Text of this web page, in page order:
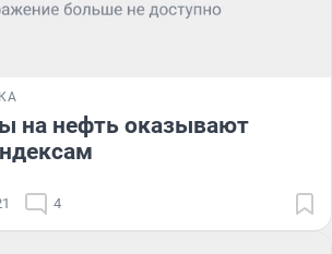
на нефть оказывают
4